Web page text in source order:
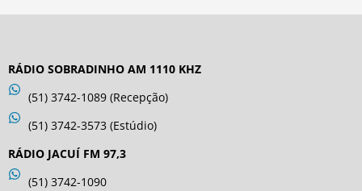
RÁDIO SOBRADINHO AM 1110 KHZ
(51) 3742-1089 (Recepção)
(51) 3742-3573 (Estúdio)
RÁDIO JACUÍ FM 97,3
(51) 3742-1090